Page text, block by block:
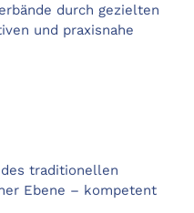
durch gezielten
und praxisnahe
traditionellen
Ebene – kompetent